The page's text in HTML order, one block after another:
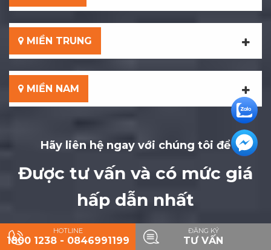
MIỀN TRUNG
MIỀN NAM
Hãy liên hệ ngay với chúng tôi để
Được tư vấn và có mức giá
hấp dẫn nhất
HOTLINE
1800 1238 - 0846991199
ĐĂNG KÝ
TƯ VẤN